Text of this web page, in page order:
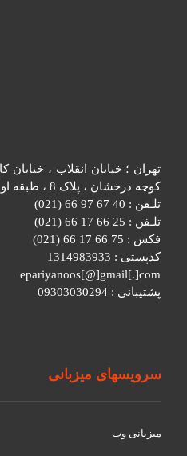
تهران ؛ خیابان انقلاب ، خیابان
کوچه درخشان ، پلاک 8 ، طبقه اول.
تلـفن : 40 67 97 66 (021)
تلـفن : 25 66 17 66 (021)
فکس : 75 66 17 66 (021)
کدپستی : 1314983933
epariyanoos[@]gmail[.]com
پشتیبانی : 09303030294
سرویسهای میزبانی
میزبانی وب